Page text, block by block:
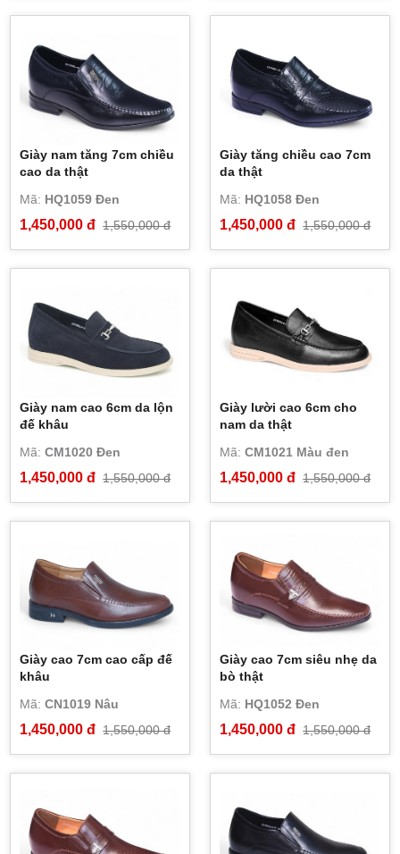
Giày nam tăng 7cm chiều
cao da thật
Mã: HQ1059 Đen
1,450,000 đ 1,550,000 đ
Giày tăng chiều cao 7cm
da thật
Mã: HQ1058 Đen
1,450,000 đ 1,550,000 đ
Giày nam cao 6cm da lộn
đế khâu
Mã:CM1020 Đen
1,450,000 đ 1,550,000 đ
Giày lười cao 6cm cho
nam da thật
Mã:CM1021 Màu đen
1,450,000 đ 1,550,000 đ
Giày cao 7cm cao cấp đế
khâu
Mã:CN1019 Nâu
1,450,000 đ 1,550,000 đ
Giày cao 7cm siêu nhẹ da
bò thật
Mã: HQ1052 Đen
1,450,000 đ 1,550,000 đ